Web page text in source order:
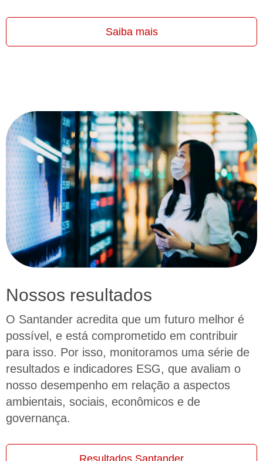
Saiba mais
Nossos resultados
O Santander acredita que um futuro melhor é
possível, e está comprometido em contribuir
para isso. Por isso, monitoramos uma série de
resultados e indicadores ESG, que avaliam o
nosso desempenho em relação a aspectos
ambientais, sociais, econômicos e de
governança.